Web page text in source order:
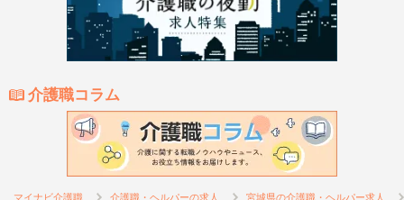
介護職コラム
マイナビ介護職 介護職・ヘルパーの求人 宮城県の介護職・ヘルパー求人